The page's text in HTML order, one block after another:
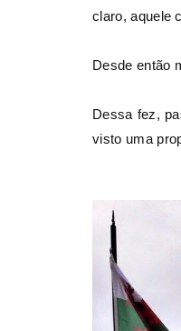
claro, aquele
Desde então
Dessa fez,
visto uma